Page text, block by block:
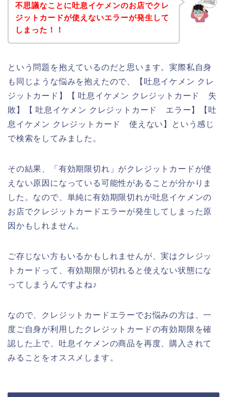
不思議なことに吐息イケメンのお店でクレ
ジットカードが使えないエラーが発生して
しまった！！
という問題を抱えているのだと思います。実際私自身
も同じような悩みを抱えたので、【吐息イケメン クレ
ジットカード】【 吐息イケメン クレジットカード 失
敗】【 吐息イケメン クレジットカード エラー】【吐
息イケメン クレジットカード 使えない】という感じ
で検索をしてみました。
その結果、「有効期限切れ」がクレジットカードが使
えない原因になっている可能性があることが分かりま
した。なので、単純に有効期限切れが吐息イケメンの
お店でクレジットカードエラーが発生してしまった原
因かもしれません。
ご存じない方もいるかもしれませんが、実はクレジッ
トカードって、有効期限が切れると使えない状態にな
ってしまうんですよね♪
なので、クレジットカードエラーでお悩みの方は、一
度ご自身が利用したクレジットカードの有効期限を確
認した上で、吐息イケメンの商品を再度、購入されて
みることをオススメします。